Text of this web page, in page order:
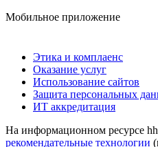
Мобильное приложение
Этика и комплаенс
Оказание услуг
Использование сайтов
Защита персональных
ИТ аккредитация
На информационном ресурсе
рекомендательные технологии